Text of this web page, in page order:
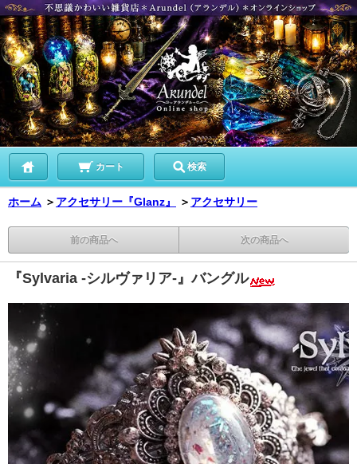
カート 検索
ホーム ＞ アクセサリー『Glanz』 ＞ アクセサリー
前の商品へ 次の商品へ
『Sylvaria -シルヴァリア-』バングル